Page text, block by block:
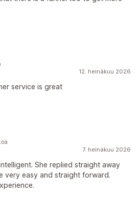
12. heinäkuu 2026
service is great
7. heinäkuu 2026
She replied straight away
very easy and straight forward.